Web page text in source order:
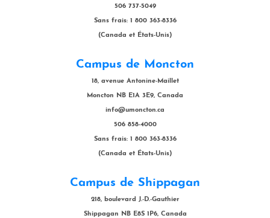
506 737-5049
Sans frais: 1 800 363-8336
(Canada et États-Unis)
Campus de Moncton
18, avenue Antonine-Maillet
Moncton NB E1A 3E9, Canada
info@umoncton.ca
506 858-4000
Sans frais: 1 800 363-8336
(Canada et États-Unis)
Campus de Shippagan
218, boulevard J.-D.-Gauthier
Shippagan NB E8S 1P6, Canada